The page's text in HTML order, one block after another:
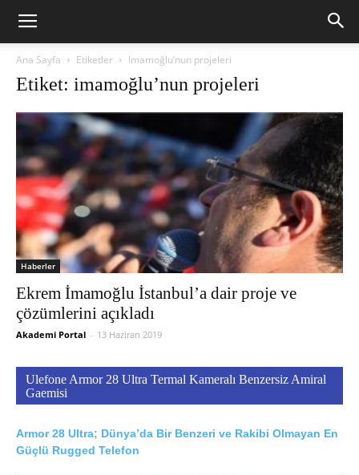
Ana Sayfa Etiketler Imamoğlu’nun projeleri
Etiket: imamoğlu’nun projeleri
Haberler
Ekrem İmamoğlu İstanbul’a dair proje ve
çözümlerini açıkladı
Akademi Portal - 13 Haziran 2019
Ulefone Armor 28 Ultra Termal Kameralı Benzersiz Amiral
Gaemisi
Armor 28 Ultra; Dünya’da Bir Benzeri ve Rakibi Olmayan En
Güçlü Rugged Telefon